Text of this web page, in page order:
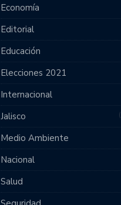
Economía
Editorial
Educación
Elecciones 2021
Internacional
Jalisco
Medio Ambiente
Nacional
Salud